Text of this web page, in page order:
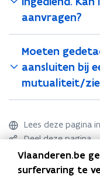
i
n
w
v
aanvragen?
Moeten
aansluiten bij
mutualiteit/
Lees deze pagina
Deel deze pagina
L
i
K
o
Vlaanderen.be
surfervaring te